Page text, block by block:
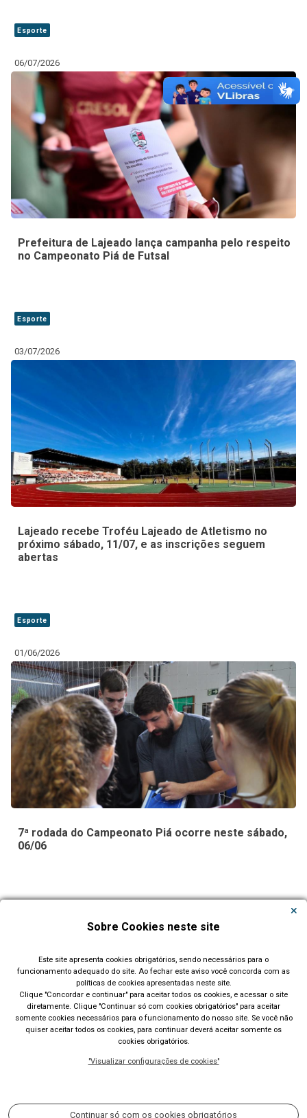
Esporte
06/07/2026
Prefeitura de Lajeado lança campanha pelo respeito
no Campeonato Piá de Futsal
Esporte
03/07/2026
Lajeado recebe Troféu Lajeado de Atletismo no
próximo sábado, 11/07, e as inscrições seguem
abertas
Esporte
01/06/2026
7ª rodada do Campeonato Piá ocorre neste sábado,
06/06
Todas as Notícias
Sobre Cookies neste site
Este site apresenta cookies obrigatórios, sendo necessários para o
funcionamento adequado do site. Ao fechar este aviso você concorda com as
políticas de cookies apresentadas neste site.
Clique "Concordar e continuar" para aceitar todos os cookies, e acessar o site
diretamente. Clique "Continuar só com cookies obrigatórios" para aceitar
somente cookies necessários para o funcionamento do nosso site. Se você não
quiser aceitar todos os cookies, para continuar deverá aceitar somente os
cookies obrigatórios.
"Visualizar configurações de cookies"
Continuar só com os cookies obrigatórios
Prefeitura Municipal de Lajeado (RS)
Rua Cel. Júlio May, 242 - Telefone (51) 3982 1000